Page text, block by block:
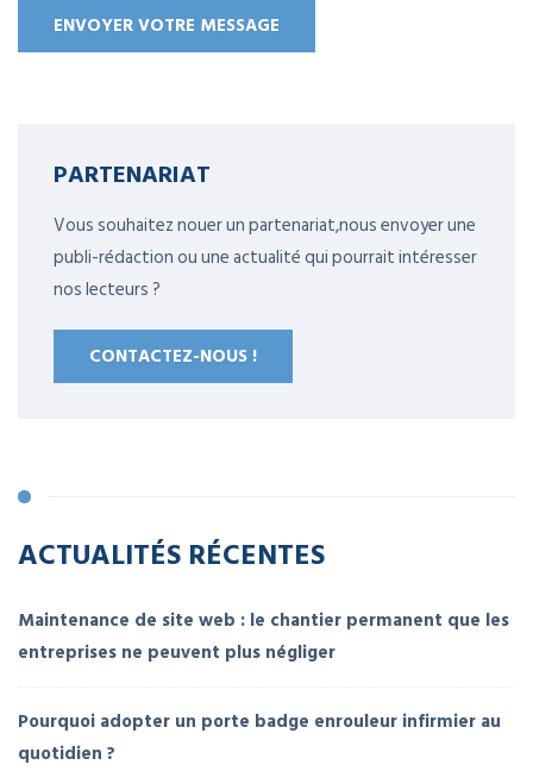
PARTENARIAT
Vous souhaitez nouer un partenariat,nous envoyer une
publi-rédaction ou une actualité qui pourrait intéresser
nos lecteurs ?
CONTACTEZ-NOUS !
ACTUALITÉS RÉCENTES
Maintenance de site web : le chantier permanent que les
entreprises ne peuvent plus négliger
Pourquoi adopter un porte badge enrouleur infirmier au
quotidien ?